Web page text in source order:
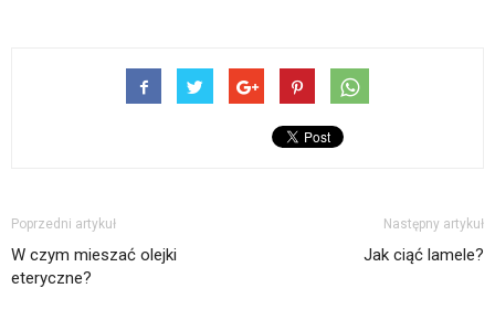
Poprzedni artykuł
W czym mieszać olejki
eteryczne?
Następny artykuł
Jak ciąć lamele?